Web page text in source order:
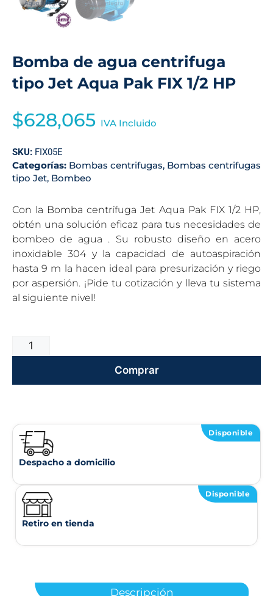
Bomba de agua centrifuga
tipo Jet Aqua Pak FIX 1/2 HP
$628,065 IVA Incluido
SKU: FIX05E
Categorías: Bombas centrifugas, Bombas centrifugas
tipo Jet, Bombeo
Con la Bomba centrífuga Jet Aqua Pak FIX 1/2 HP,
obtén una solución eficaz para tus necesidades de
bombeo de agua . Su robusto diseño en acero
inoxidable 304 y la capacidad de autoaspiración
hasta 9 m la hacen ideal para presurización y riego
por aspersión. ¡Pide tu cotización y lleva tu sistema
al siguiente nivel!
Comprar
Disponible
Despacho a domicilio
Disponible
Retiro en tienda
Descripción